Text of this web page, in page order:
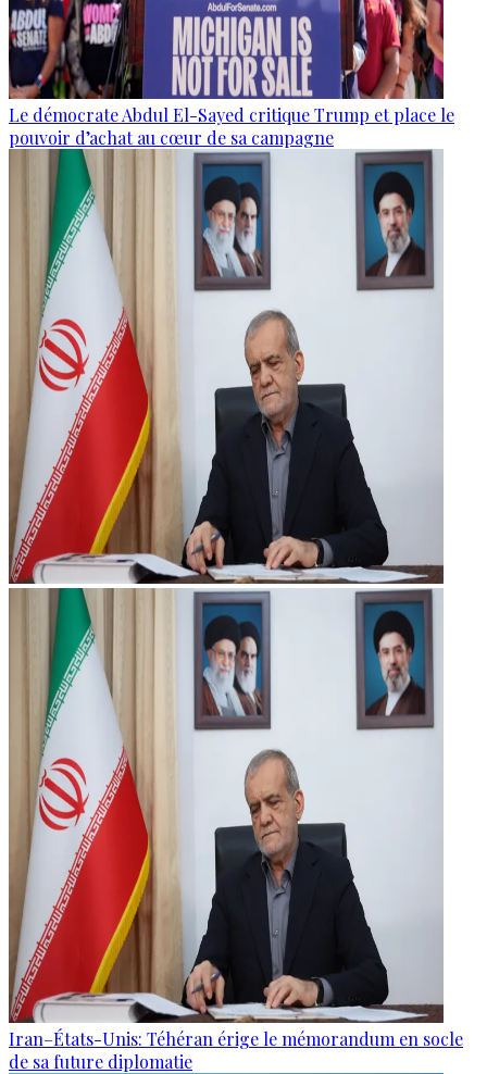
Le démocrate Abdul El-Sayed critique Trump et place le
pouvoir d’achat au cœur de sa campagne
Iran–États-Unis: Téhéran érige le mémorandum en socle
de sa future diplomatie